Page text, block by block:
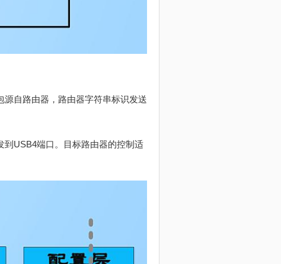
自路由器，路由器字符串标识发送
USB4端口。目标路由器的控制适